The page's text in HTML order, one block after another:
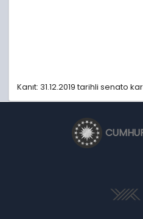
Kanıt: 31.12.2019 tarihli senato